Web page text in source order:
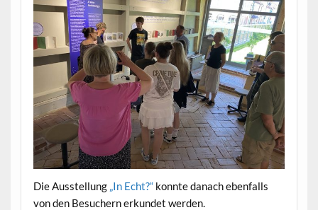
Die Ausstellung „In Echt?“konnte danach ebenfalls
von den Besuchern erkundet werden.